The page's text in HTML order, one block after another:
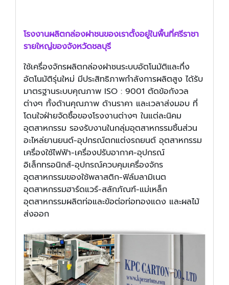
โรงงานผลิตกล่องฝาชนของเราตั้งอยู่ในพื้นที่ศรีราชา
รายใหญ่ของจังหวัดชลบุรี
ใช้เครื่องจักรผลิตกล่องฝาชนระบบอัตโนมัติและกึ่ง
อัตโนมัติรุ่นใหม่ มีประสิทธิภาพกำลังการผลิตสูง ได้รับ
มาตรฐานระบบคุณภาพ ISO : 9001 ตัดข้อกังวล
ต่างๆ ทั้งด้านคุณภาพ ด้านราคา และเวลาส่งมอบ ที่
โดนใจฝ่ายจัดซื้อของโรงงานต่างๆ ในแต่ละนิคม
อุตสาหกรรม รองรับงานในกลุ่มอุตสาหกรรมชิ้นส่วน
อะไหล่ยานยนต์-อุปกรณ์ตกแต่งรถยนต์ อุตสาหกรรม
เครื่องใช้ไฟฟ้า-เครื่องปรับอากาศ-อุปกรณ์
อิเล็กทรอนิกส์-อุปกรณ์ควบคุมเครื่องจักร
อุตสาหกรรมของใช้พลาสติก-ฟิล์มลามิเนต
อุตสาหกรรมฮาร์ดแวร์-สลักภัณฑ์-แม่เหล็ก
อุตสาหกรรมผลิตท่อและข้อต่อท่อทองแดง และผลไม้
ส่งออก